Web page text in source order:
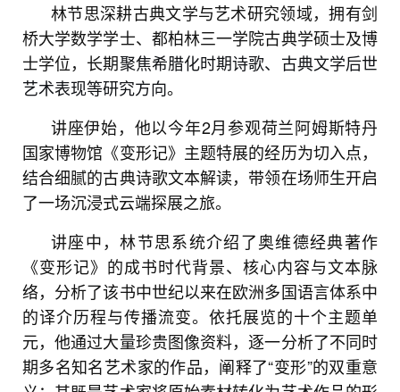
林节思深耕古典文学与艺术研究领域，拥有剑
桥大学数学学士、都柏林三一学院古典学硕士及博
士学位，长期聚焦希腊化时期诗歌、古典文学后世
艺术表现等研究方向。
讲座伊始，他以今年2月参观荷兰阿姆斯特丹
国家博物馆《变形记》主题特展的经历为切入点，
结合细腻的古典诗歌文本解读，带领在场师生开启
了一场沉浸式云端探展之旅。
讲座中，林节思系统介绍了奥维德经典著作
《变形记》的成书时代背景、核心内容与文本脉
络，分析了该书中世纪以来在欧洲多国语言体系中
的译介历程与传播流变。依托展览的十个主题单
元，他通过大量珍贵图像资料，逐一分析了不同时
期多名知名艺术家的作品，阐释了“变形”的双重意